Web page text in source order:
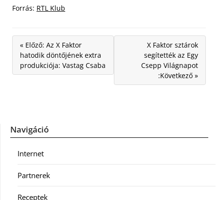
Forrás: RTL Klub
« Előző: Az X Faktor
hatodik döntőjének extra
produkciója: Vastag Csaba
X Faktor sztárok
segítették az Egy
Csepp Világnapot
:Következő »
Navigáció
Internet
Partnerek
Receptek